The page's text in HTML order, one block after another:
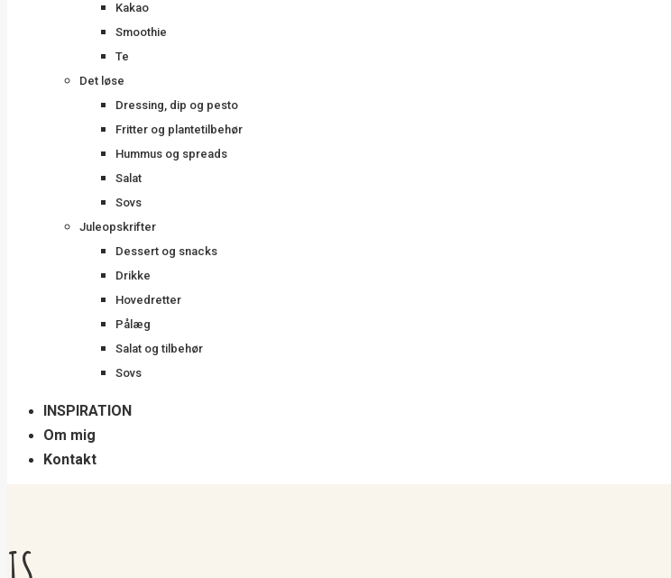
Kakao
Smoothie
Te
Det løse
Dressing, dip og pesto
Fritter og plantetilbehør
Hummus og spreads
Salat
Sovs
Juleopskrifter
Dessert og snacks
Drikke
Hovedretter
Pålæg
Salat og tilbehør
Sovs
INSPIRATION
Om mig
Kontakt